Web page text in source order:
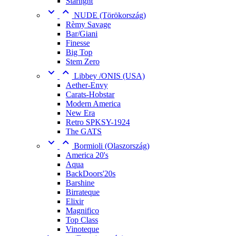
  NUDE (Törökország)
Rèmy Savage
Bar/Giani
Finesse
Big Top
Stem Zero
  Libbey /ONIS (USA)
Aether-Envy
Carats-Hobstar
Modern America
New Era
Retro SPKSY-1924
The GATS
  Bormioli (Olaszország)
America 20's
Aqua
BackDoors'20s
Barshine
Birrateque
Elixir
Magnifico
Top Class
Vinoteque